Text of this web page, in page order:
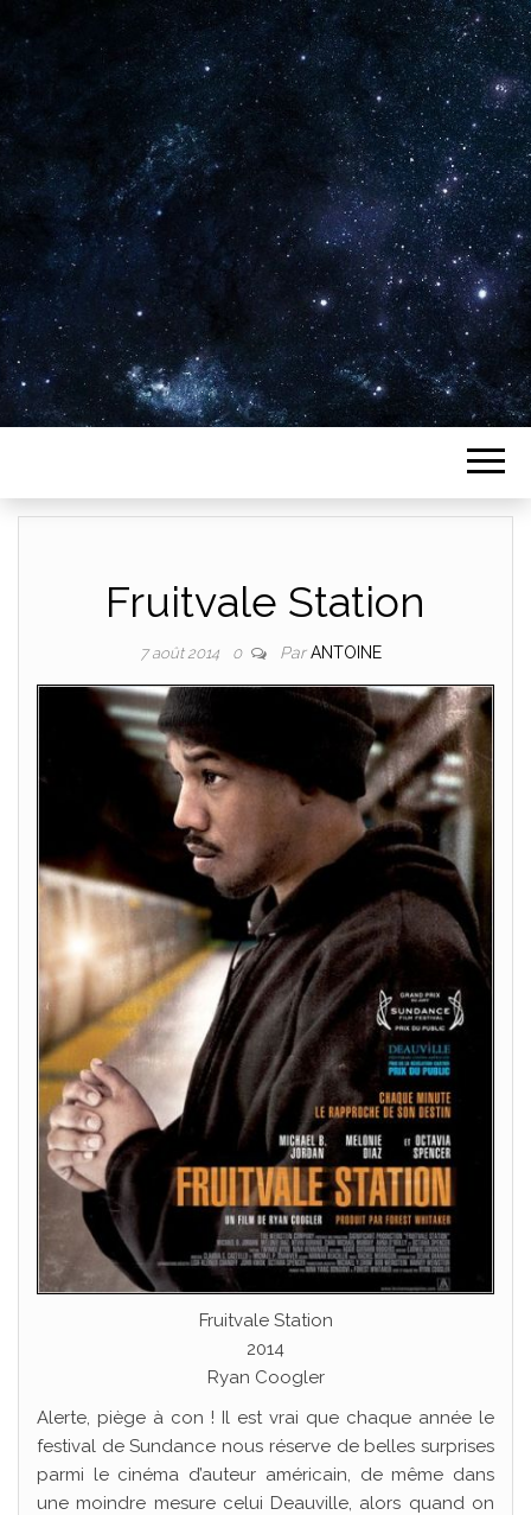
Plus de 2800 critiques de films
Fruitvale Station
7 août 2014 0 ParANTOINE
Fruitvale Station
2014
Ryan Coogler
Alerte, piège à con ! Il est vrai que chaque année le
festival de Sundance nous réserve de belles surprises
parmi le cinéma d’auteur américain, de même dans
une moindre mesure celui Deauville, alors quand on